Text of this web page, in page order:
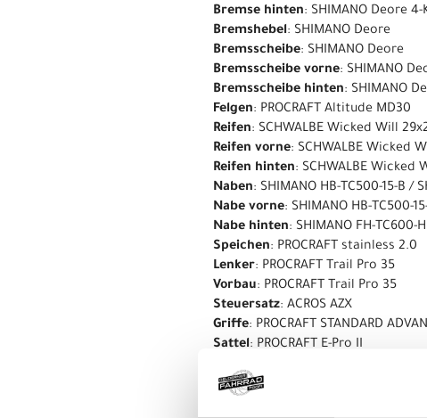
Bremse hinten: SHIMANO Deore 4-
Bremshebel: SHIMANO Deore
Bremsscheibe: SHIMANO Deore
Bremsscheibe vorne: SHIMANO
Bremsscheibe hinten: SHIMANO
Felgen: PROCRAFT Altitude MD30
Reifen: SCHWALBE Wicked Will
Reifen vorne: SCHWALBE Wicked
Reifen hinten: SCHWALBE Wicked
Naben: SHIMANO HB-TC500-15-B /
Nabe vorne: SHIMANO HB-TC500-
Nabe hinten: SHIMANO FH-TC600-
Speichen: PROCRAFT stainless 2.0
Lenker: PROCRAFT Trail Pro 35
Vorbau: PROCRAFT Trail Pro 35
Steuersatz: ACROS AZX
Griffe: PROCRAFT STANDARD
Sattel: PROCRAFT E-Pro II
seSattelklemmet_clamp